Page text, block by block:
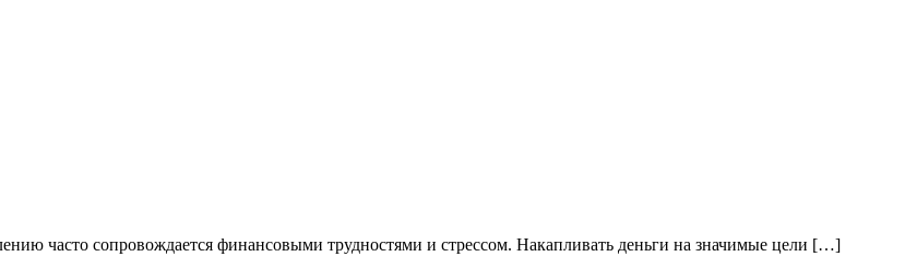
часто сопровождается финансовыми трудностями и стрессом. Накапливать деньги на значимые цели […]